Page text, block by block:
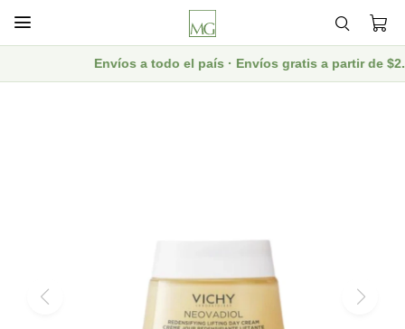

Envíos a todo el país · Envíos gratis a partir de